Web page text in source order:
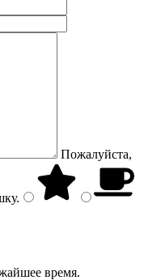
Пожалуйста,
.
время.